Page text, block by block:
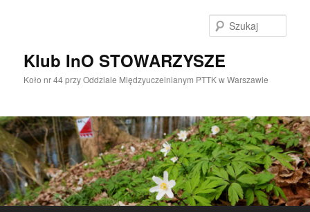
Klub InO STOWARZYSZE
Koło nr 44 przy Oddziale Międzyuczelnianym PTTK w Warszawie